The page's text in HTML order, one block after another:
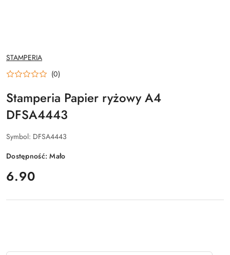
NAZWA
PRODUCENTA:
STAMPERIA
(0)
Stamperia Papier ryżowy A4
DFSA4443
Symbol: DFSA4443
Dostępność:Mało
cena:
6.90